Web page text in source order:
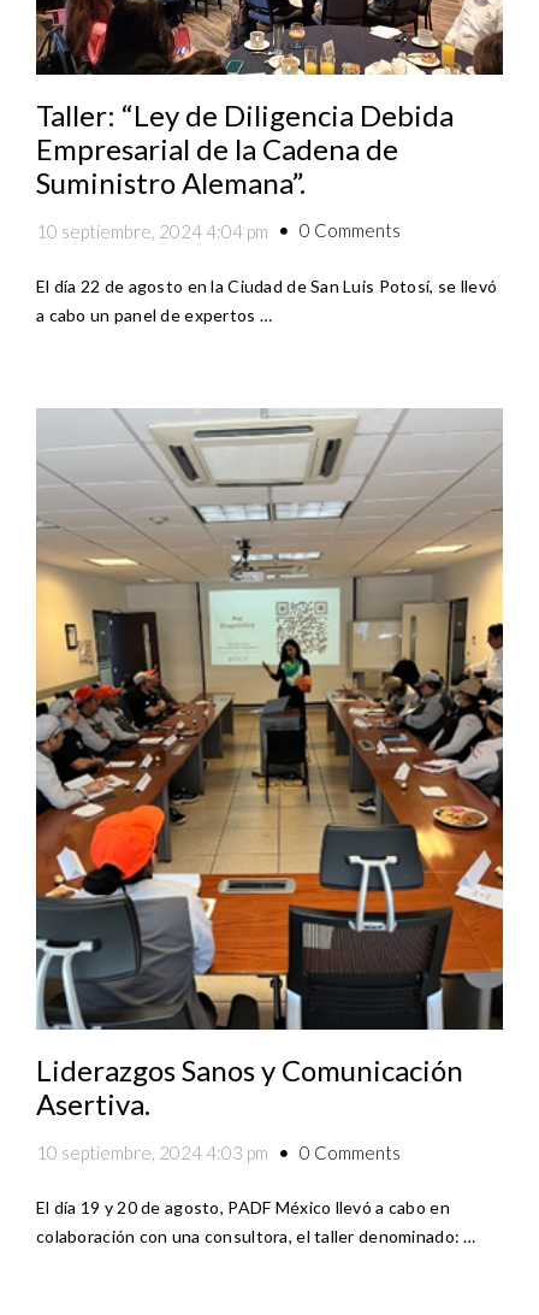
Taller: “Ley de Diligencia Debida
Empresarial de la Cadena de
Suministro Alemana”.
10 septiembre, 2024 4:04 pm 0 Comments
El día 22 de agosto en la Ciudad de San Luis Potosí, se llevó
a cabo un panel de expertos …
Liderazgos Sanos y Comunicación
Asertiva.
10 septiembre, 2024 4:03 pm 0 Comments
El día 19 y 20 de agosto, PADF México llevó a cabo en
colaboración con una consultora, el taller denominado: …